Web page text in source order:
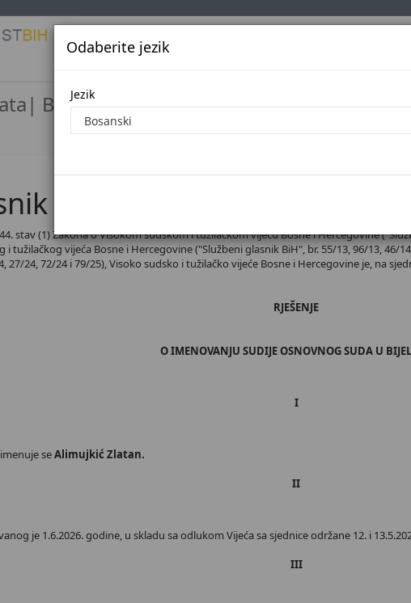
Jezik Službena glasila
Odaberite jezik
Jezik
Broj
BiH, broj 47/26
stav (1) Zakona o Visokom sudskom i tužilačkom vijeću Bosne i Hercegovine
tužilačkog vijeća Bosne i Hercegovine ("Službeni glasnik BiH", br. 55/13, 96/13, 46/
27/24, 72/24 i 79/25), Visoko sudsko i tužilačko vijeće Bosne i Hercegovine je, na
RJEŠENJE
O IMENOVANJU SUDIJE OSNOVNOG SUDA U
I
seAlimujkić Zlatan.
II
je 1.6.2026. godine, u skladu sa odlukom Vijeća sa sjednice održane 12. i
III